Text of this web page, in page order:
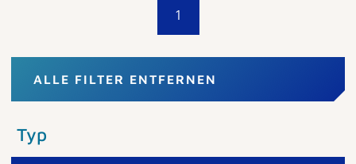
1
ALLE FILTER ENTFERNEN
Typ